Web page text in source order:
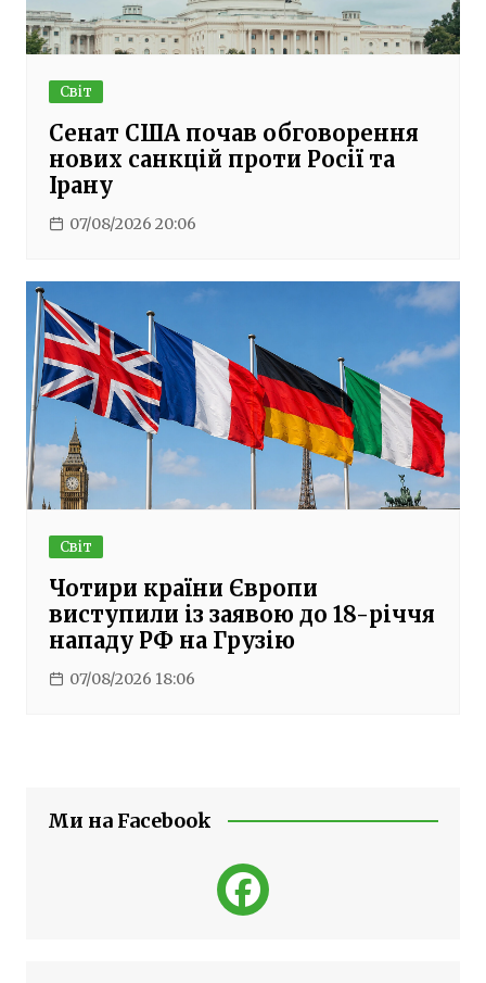
Світ
Сенат США почав обговорення
нових санкцій проти Росії та
Ірану
07/08/2026 20:06
Світ
Чотири країни Європи
виступили із заявою до 18-річчя
нападу РФ на Грузію
07/08/2026 18:06
Ми на Facebook